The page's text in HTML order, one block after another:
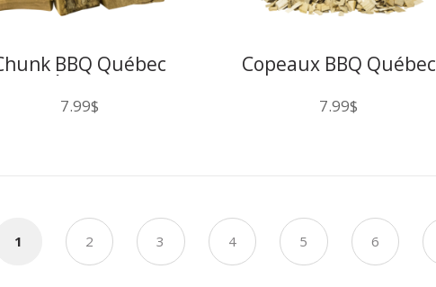
BBQ Québec
7.99$
Copeaux BBQ Québec
7.99$
1 2 3 4 5 6